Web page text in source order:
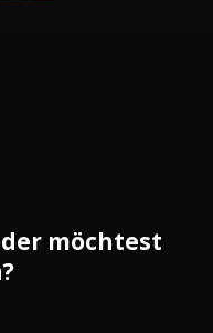
möchtest